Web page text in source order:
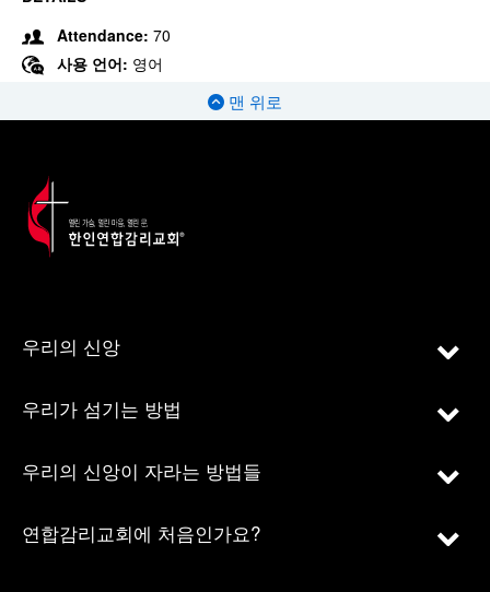
Attendance: 70
사용 언어: 영어
맨 위로
우리의 신앙
우리가 섬기는 방법
우리의 신앙이 자라는 방법들
연합감리교회에 처음인가요?